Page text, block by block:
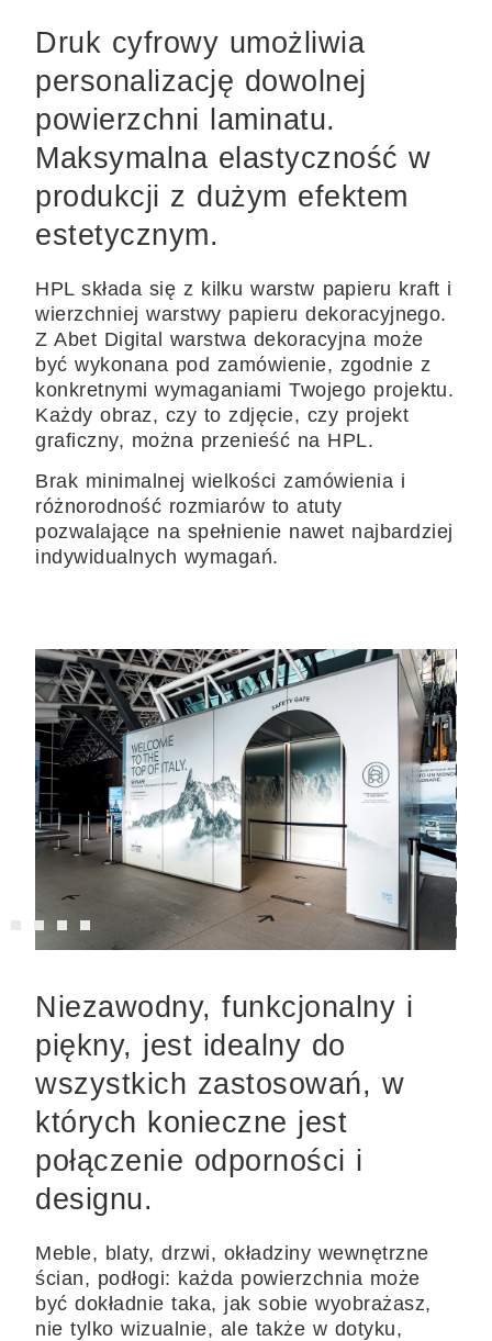
Druk cyfrowy umożliwia
personalizację dowolnej
powierzchni laminatu.
Maksymalna elastyczność w
produkcji z dużym efektem
estetycznym.
HPL składa się z kilku warstw papieru kraft i
wierzchniej warstwy papieru dekoracyjnego.
Z Abet Digital warstwa dekoracyjna może
być wykonana pod zamówienie, zgodnie z
konkretnymi wymaganiami Twojego projektu.
Każdy obraz, czy to zdjęcie, czy projekt
graficzny, można przenieść na HPL.
Brak minimalnej wielkości zamówienia i
różnorodność rozmiarów to atuty
pozwalające na spełnienie nawet najbardziej
indywidualnych wymagań.
Niezawodny, funkcjonalny i
piękny, jest idealny do
wszystkich zastosowań, w
których konieczne jest
połączenie odporności i
designu.
Meble, blaty, drzwi, okładziny wewnętrzne
ścian, podłogi: każda powierzchnia może
być dokładnie taka, jak sobie wyobrażasz,
nie tylko wizualnie, ale także w dotyku,